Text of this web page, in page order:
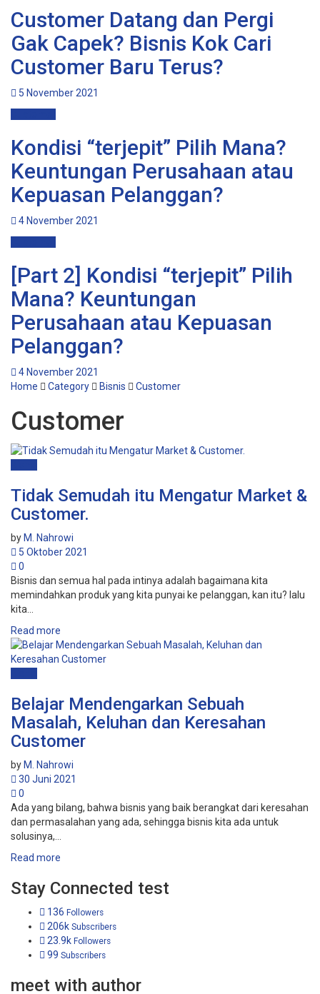
Customer Datang dan Pergi
Gak Capek? Bisnis Kok Cari
Customer Baru Terus?
5 November 2021
Kondisi “terjepit” Pilih Mana?
Keuntungan Perusahaan atau
Kepuasan Pelanggan?
4 November 2021
[Part 2] Kondisi “terjepit” Pilih
Mana? Keuntungan
Perusahaan atau Kepuasan
Pelanggan?
4 November 2021
Home
Category Bisnis Customer
Customer
Tidak Semudah itu Mengatur Market &
Customer.
by M. Nahrowi
5 Oktober 2021
0
Bisnis dan semua hal pada intinya adalah bagaimana kita
memindahkan produk yang kita punyai ke pelanggan, kan itu? lalu
kita...
Read more
Belajar Mendengarkan Sebuah
Masalah, Keluhan dan Keresahan
Customer
by M. Nahrowi
30 Juni 2021
0
Ada yang bilang, bahwa bisnis yang baik berangkat dari keresahan
dan permasalahan yang ada, sehingga bisnis kita ada untuk
solusinya,...
Read more
Stay Connected test
136 Followers
206k Subscribers
23.9k Followers
99 Subscribers
meet with author